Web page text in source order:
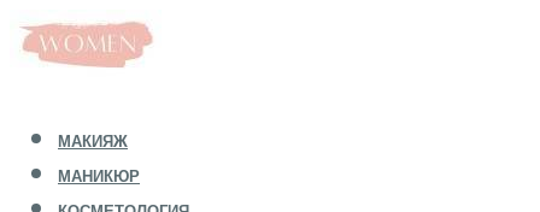
МАКИЯЖ
МАНИКЮР